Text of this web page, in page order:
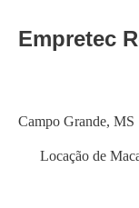
Empretec
Locação de
Category
Campo Grande, MS